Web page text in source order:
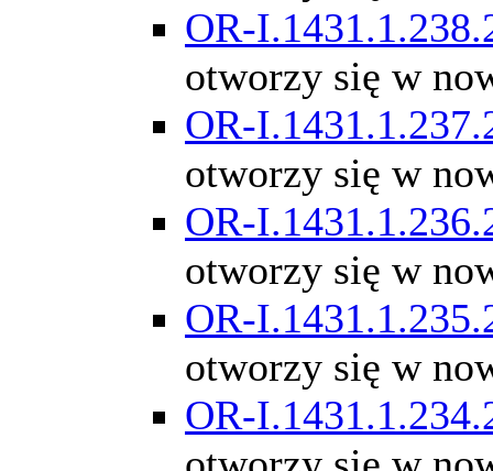
OR-
otworzy się w
OR-
otworzy się w
OR-
otworzy się w
OR-
otworzy się w
OR-